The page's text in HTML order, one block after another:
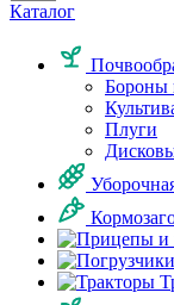
Каталог
Бороны
Плуги